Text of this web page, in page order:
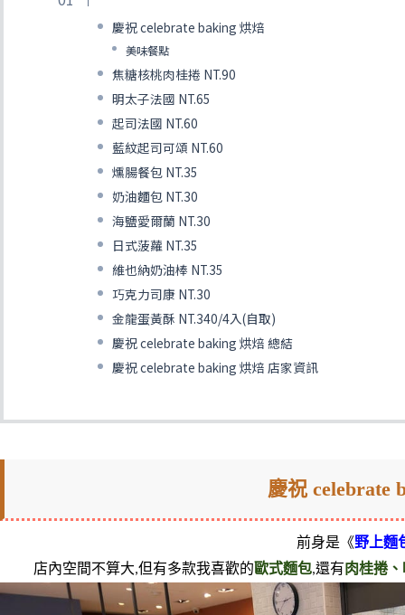
慶祝 celebrate baking 烘焙
美味餐點
焦糖核桃肉桂捲 NT.90
明太子法國 NT.65
起司法國 NT.60
藍紋起司可頌 NT.60
燻腸餐包 NT.35
奶油麵包 NT.30
海鹽愛爾蘭 NT.30
日式菠蘿 NT.35
維也納奶油棒 NT.35
巧克力司康 NT.30
金龍蛋黃酥 NT.340/4入(自取)
慶祝 celebrate baking 烘焙 總結
慶祝 celebrate baking 烘焙 店家資訊
慶祝 celebrate
前身是《野上麵
店內空間不算大,但有多款我喜歡的歐式麵包,還有 肉桂捲